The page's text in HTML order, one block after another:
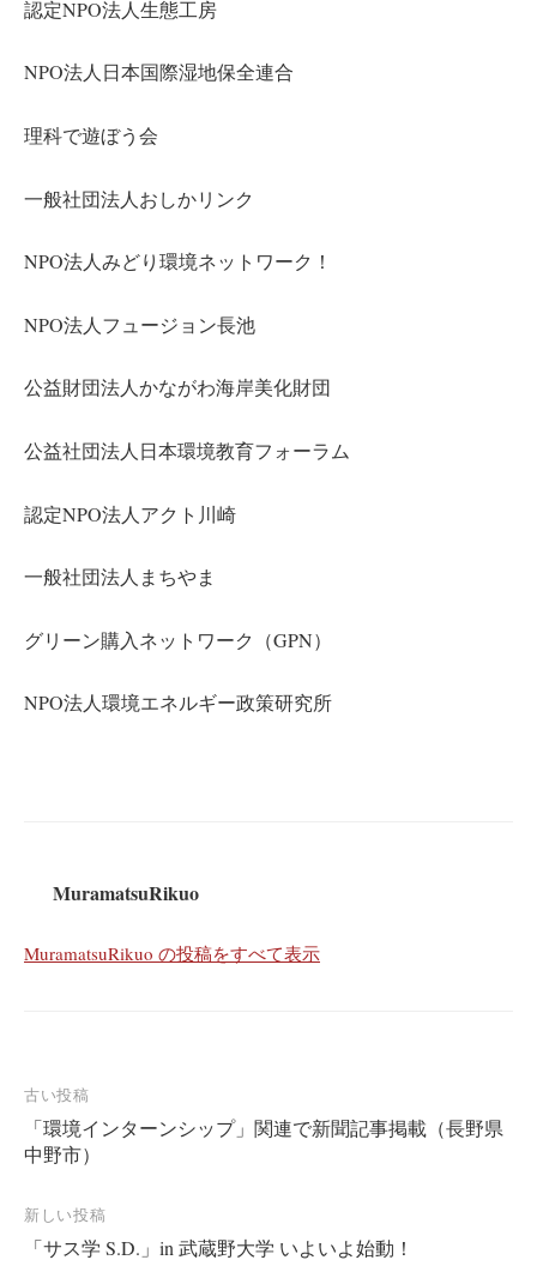
認定NPO法人生態工房
NPO法人日本国際湿地保全連合
理科で遊ぼう会
一般社団法人おしかリンク
NPO法人みどり環境ネットワーク！
NPO法人フュージョン長池
公益財団法人かながわ海岸美化財団
公益社団法人日本環境教育フォーラム
認定NPO法人アクト川崎
一般社団法人まちやま
グリーン購入ネットワーク（GPN）
NPO法人環境エネルギー政策研究所
MuramatsuRikuo
MuramatsuRikuo の投稿をすべて表示
投
稿
ナ
ビ
ゲ
古い投稿
「環境インターンシップ」関連で新聞記事掲載（長野県
中野市）
新しい投稿
「サス学 S.D.」in 武蔵野大学 いよいよ始動！